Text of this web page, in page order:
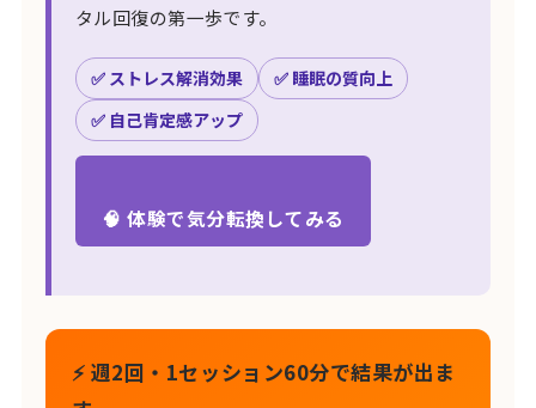
タル回復の第一歩です。
✅ ストレス解消効果
✅ 睡眠の質向上
✅ 自己肯定感アップ
🧠 体験で気分転換してみる
⚡ 週2回・1セッション60分で結果が出ま